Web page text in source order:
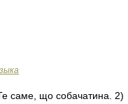
саме, що собачатина. 2)